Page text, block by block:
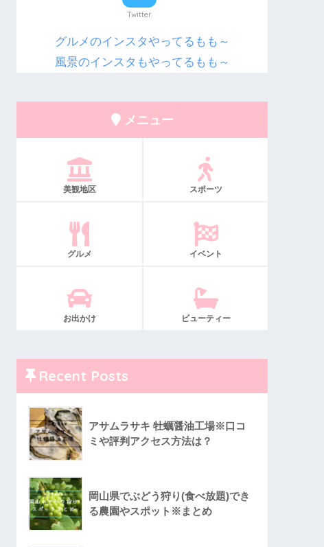
Twitter
グルメのインスタやってるもも～
風景のインスタもやってるもも～
メニュー
美観地区 スポーツ
グルメ イベント
お出かけ ビューティー
Recent Posts
アサムラサキ 牡蠣醤油工場※口コ
ミや評判アクセス方法は？
岡山県でぶどう狩り(食べ放題)でき
る農園やスポット※まとめ